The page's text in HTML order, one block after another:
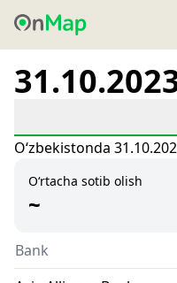
Oʻzbekistonda
O‘rtacha sotib olish
~
Bank